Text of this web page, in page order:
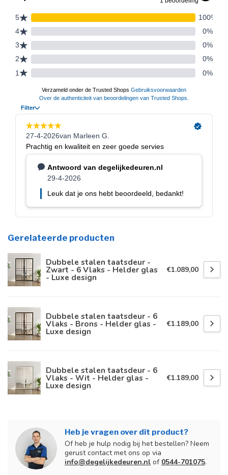
Gerelateerde producten
Dubbele stalen taatsdeur -
Zwart - 6 Vlaks - Helder glas
- Luxe design
€1.089,00
Dubbele stalen taatsdeur - 6
Vlaks - Brons - Helder glas -
Luxe design
€1.189,00
Dubbele stalen taatsdeur - 6
Vlaks - Wit - Helder glas -
Luxe design
€1.189,00
Heb je vragen over dit product?
Of heb je hulp nodig bij het bestellen? Neem
gerust contact met ons op via
info@degelijkedeuren.nl of 0544-701075.